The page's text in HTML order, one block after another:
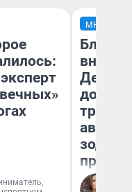
МНЕНИЕ
Девам
траты:
август